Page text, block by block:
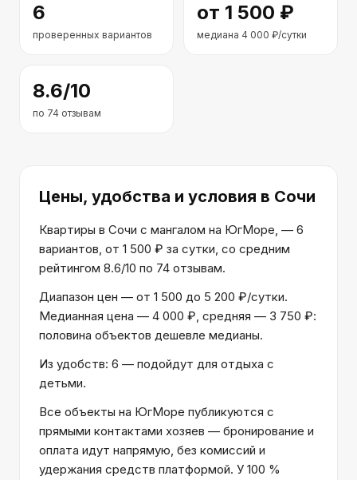
6
проверенных вариантов
от 1 500 ₽
медиана 4 000 ₽/сутки
8.6/10
по 74 отзывам
Цены, удобства и условия в Сочи
Квартиры в Сочи с мангалом на ЮгМоре, — 6
вариантов, от 1 500 ₽ за сутки, со средним
рейтингом 8.6/10 по 74 отзывам.
Диапазон цен — от 1 500 до 5 200 ₽/сутки.
Медианная цена — 4 000 ₽, средняя — 3 750 ₽:
половина объектов дешевле медианы.
Из удобств: 6 — подойдут для отдыха с
детьми.
Все объекты на ЮгМоре публикуются с
прямыми контактами хозяев — бронирование и
оплата идут напрямую, без комиссий и
удержания средств платформой. У 100 %